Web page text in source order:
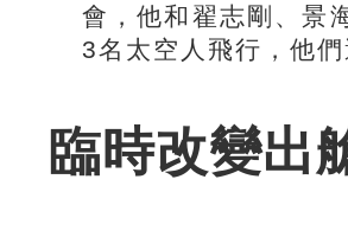
會，他和翟志剛、景
3名太空人飛行，他
臨時改變